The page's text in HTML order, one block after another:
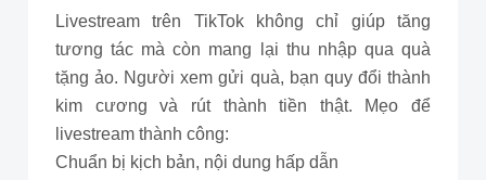
Livestream trên TikTok không chỉ giúp tăng
tương tác mà còn mang lại thu nhập qua quà
tặng ảo. Người xem gửi quà, bạn quy đổi thành
kim cương và rút thành tiền thật. Mẹo để
livestream thành công:
Chuẩn bị kịch bản, nội dung hấp dẫn